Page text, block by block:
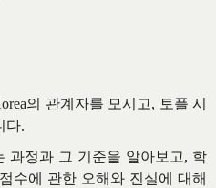
의 관계자를 모시고, 토플 시
다.
과정과 그 기준을 알아보고, 학
수에 관한 오해와 진실에 대해